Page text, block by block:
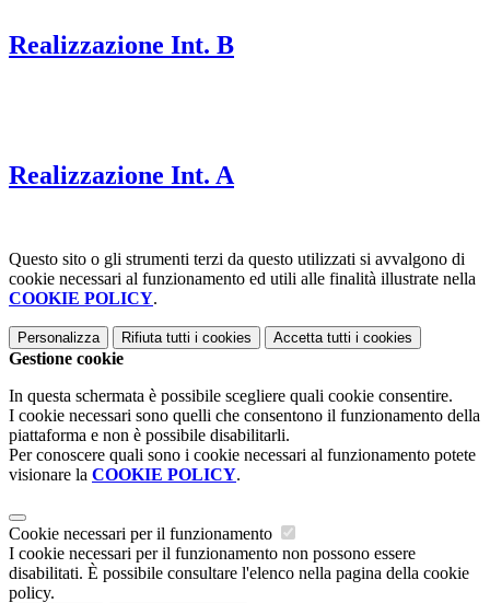
Realizzazione Int. B
Realizzazione Int. A
Questo sito o gli strumenti terzi da questo utilizzati si avvalgono di
cookie necessari al funzionamento ed utili alle finalità illustrate nella
COOKIE POLICY.
Personalizza Rifiuta tutti i cookies Accetta tutti i cookies
Gestione cookie
In questa schermata è possibile scegliere quali cookie consentire.
I cookie necessari sono quelli che consentono il funzionamento della
piattaforma e non è possibile disabilitarli.
Per conoscere quali sono i cookie necessari al funzionamento potete
visionare la COOKIE POLICY.
Cookie necessari per il funzionamento
I cookie necessari per il funzionamento non possono essere
disabilitati. È possibile consultare l'elenco nella pagina della cookie
policy.